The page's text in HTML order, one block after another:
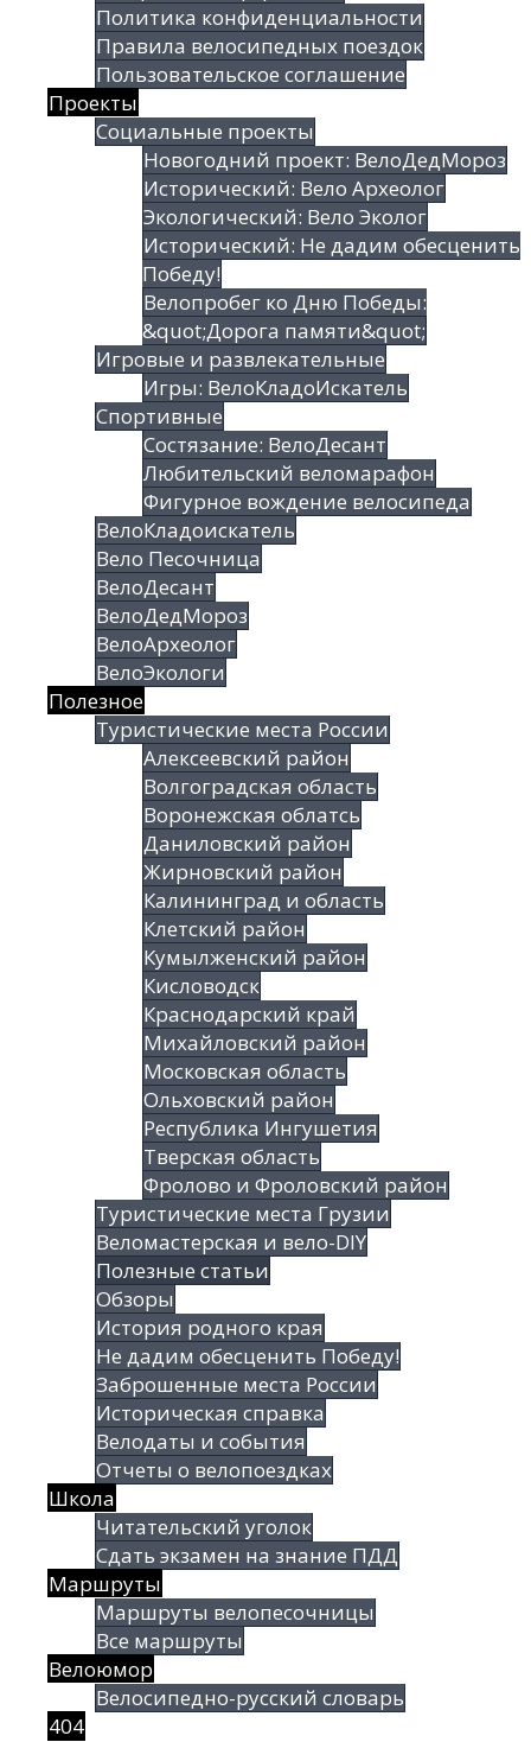
Политика конфиденциальности
Правила велосипедных поездок
Пользовательское соглашение
Проекты
Социальные проекты
Новогодний проект: ВелоДедМороз
Исторический: Вело Археолог
Экологический: Вело Эколог
Исторический: Не дадим обесценить
Победу!
Велопробег ко Дню Победы:
&quot;Дорога памяти&quot;
Игровые и развлекательные
Игры: ВелоКладоИскатель
Спортивные
Состязание: ВелоДесант
Любительский веломарафон
Фигурное вождение велосипеда
ВелоКладоискатель
Вело Песочница
ВелоДесант
ВелоДедМороз
ВелоАрхеолог
ВелоЭкологи
Полезное
Туристические места России
Алексеевский район
Волгоградская облаcть
Воронежская облатсь
Даниловский район
Жирновский район
Калининград и область
Клетский район
Кумылженский район
Кисловодск
Краснодарский край
Михайловский район
Московская область
Ольховский район
Республика Ингушетия
Тверская область
Фролово и Фроловский район
Туристические места Грузии
Веломастерская и вело-DIY
Полезные статьи
Обзоры
История родного края
Не дадим обесценить Победу!
Заброшенные места России
Историческая справка
Велодаты и события
Отчеты о велопоездках
Школа
Читательский уголок
Сдать экзамен на знание ПДД
Маршруты
Маршруты велопесочницы
Все маршруты
Велоюмор
Велосипедно-русский словарь
404